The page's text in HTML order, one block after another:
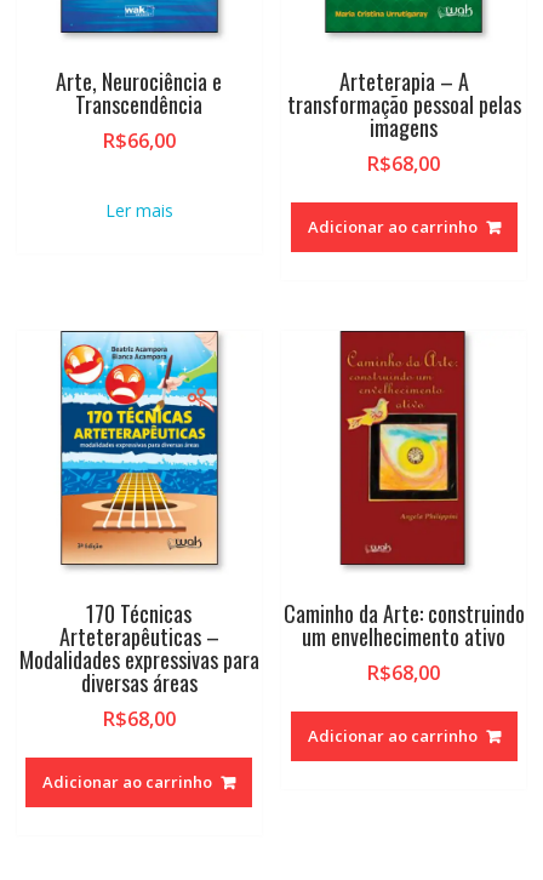
Arte, Neurociência e
Transcendência
R$66,00
Ler mais
Arteterapia – A
transformação pessoal pelas
imagens
R$68,00
Adicionar ao carrinho
170 Técnicas
Arteterapêuticas –
Modalidades expressivas para
diversas áreas
R$68,00
Adicionar ao carrinho
Caminho da Arte: construindo
um envelhecimento ativo
R$68,00
Adicionar ao carrinho